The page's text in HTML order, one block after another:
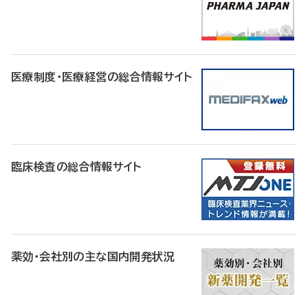
医療制度・医療経営の総合情報サイト
臨床検査の総合情報サイト
薬効・会社別の主な国内開発状況